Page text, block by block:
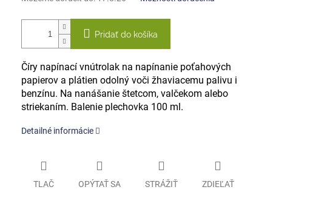
Pridať do košíka
Číry napínací vnútrolak na napínanie poťahových
papierov a plátien odolný voči žhaviacemu palivu i
benzínu. Na nanášanie štetcom, valčekom alebo
striekaním. Balenie plechovka 100 ml.
Detailné informácie
TLAČ OPÝTAŤ SA STRÁŽIŤ ZDIEĽAŤ